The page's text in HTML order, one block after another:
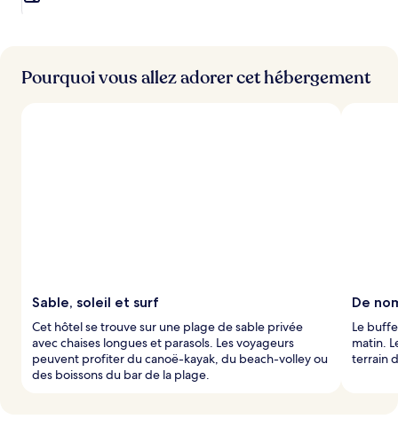
Pourquoi vous allez adorer cet hébergement
Sable, soleil et surf
Cet hôtel se trouve sur une plage de sable privée
avec chaises longues et parasols. Les voyageurs
peuvent profiter du canoë-kayak, du beach-volley ou
des boissons du bar de la plage.
De
Le
matin.
terrain